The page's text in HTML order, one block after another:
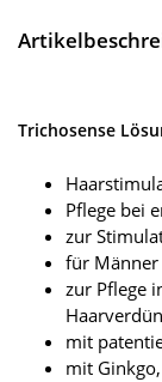
Trichosense
Pflege bei
zur
für Männer
zur Pflege
mit
mit